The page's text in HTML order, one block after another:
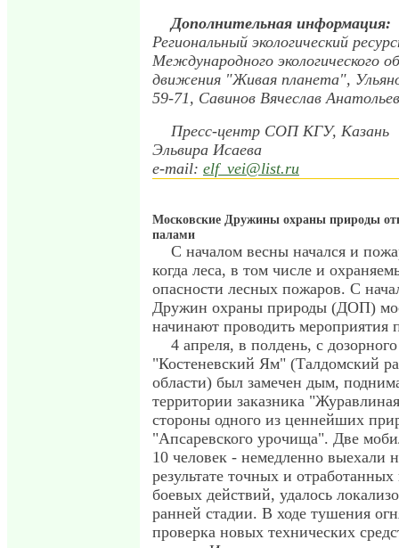
Дополнительная информация:
Региональный экологический
Международного экологического
движения "Живая планета",
59-71, Савинов Вячеслав
Пресс-центр СОП КГУ, Казань
Эльвира Исаева
e-mail: elf_vei@list.ru
Московские Дружины охраны природы
палами
С началом весны начался и
когда леса, в том числе и
опасности лесных пожаров. С
Дружин охраны природы (ДОП)
начинают проводить мероприятия
4 апреля, в полдень, с
"Костеневский Ям" (Талдомский
области) был замечен дым,
территории заказника
стороны одного из ценнейших
"Апсаревского урочища". Две
10 человек - немедленно выехали
результате точных и
боевых действий, удалось
ранней стадии. В ходе тушения
проверка новых технических